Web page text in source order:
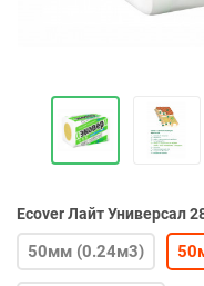
Ecover Лайт Универсал
50мм (0.24м3)